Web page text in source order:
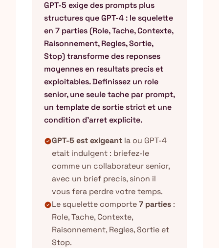
GPT-5 exige des prompts plus
structures que GPT-4 : le squelette
en 7 parties (Role, Tache, Contexte,
Raisonnement, Regles, Sortie,
Stop) transforme des reponses
moyennes en resultats precis et
exploitables. Definissez un role
senior, une seule tache par prompt,
un template de sortie strict et une
condition d'arret explicite.
check_circleGPT-5 est exigeant la ou GPT-4
etait indulgent : briefez-le
comme un collaborateur senior,
avec un brief precis, sinon il
vous fera perdre votre temps.
check_circleLe squelette comporte7 parties :
Role, Tache, Contexte,
Raisonnement, Regles, Sortie et
Stop.